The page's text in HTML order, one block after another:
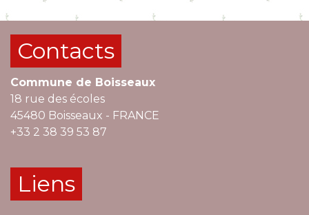
Contacts
Commune de Boisseaux
18 rue des écoles
45480 Boisseaux - FRANCE
+33 2 38 39 53 87
Liens